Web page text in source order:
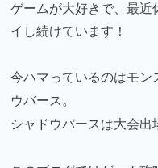
ゲームが大好きで、最近
イし続けています！
今ハマっているのはモン
ウバース。
シャドウバースは大会出